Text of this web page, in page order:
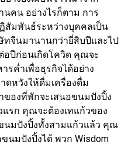
นคน อย่างไรก็ตาม การ
สัมพันธ์ระหว่างบุคคลเป็น
ทจีนมานานกว่ายี่สิบปีและไป
อปีก่อนเกิดโควิด คุณจะ
รค่ำเพื่อธุรกิจได้อย่าง
ดหวังให้ดื่มเครื่องดื่ม
ของที่พักจะเสนอขนมปังปิ้ง
รก คุณจะต้องเทแก้วของ
นมปังปิ้งทั้งสามแก้วแล้ว คุณ
นมปังปิ้งได้ พวก Wisdom